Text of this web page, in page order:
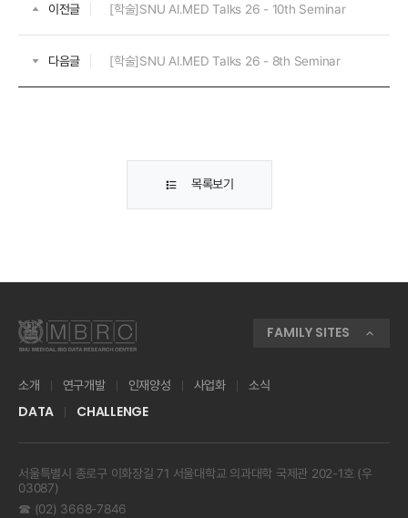
이전글 [학술]SNU AI.MED Talks 26 - 10th Seminar
다음글 [학술]SNU AI.MED Talks 26 - 8th Seminar
목록보기
소개 연구개발 인재양성 사업화 소식
DATA CHALLENGE
FAMILY SITES
서울특별시 종로구 이화장길 71 서울대학교 의과대학 국제관 202-1호 (우
03087)
☎ (02) 3668-7846